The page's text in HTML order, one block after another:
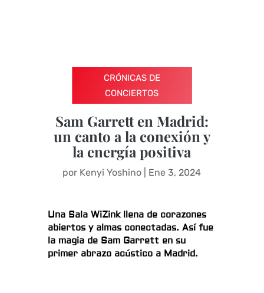
CRÓNICAS DE
CONCIERTOS
Sam Garrett en Madrid:
un canto a la conexión y
la energía positiva
por Kenyi Yoshino Ene 3, 2024
Una Sala WiZink llena de corazones
abiertos y almas conectadas. Así fue
la magia de Sam Garrett en su
primer abrazo acústico a Madrid.